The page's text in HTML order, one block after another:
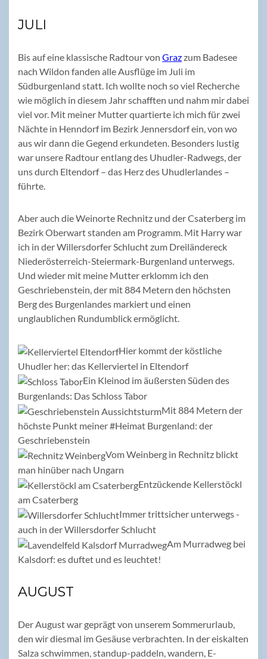
JULI
Bis auf eine klassische Radtour von Grazzum Badesee
nach Wildon fanden alle Ausflüge im Juli im
Südburgenland statt. Ich wollte noch so viel Recherche
wie möglich in diesem Jahr schafften und nahm mir dabei
viel vor. Mit meiner Mutter quartierte ich mich für zwei
Nächte in Henndorf im Bezirk Jennersdorf ein, von wo
aus wir dann die Gegend erkundeten. Besonders lustig
war unsere Radtour entlang des Uhudler-Radwegs, der
uns durch Eltendorf – das Herz des Uhudlerlandes –
führte.
Aber auch die Weinorte Rechnitz und der Csaterberg im
Bezirk Oberwart standen am Programm. Mit Harry war
ich in der Willersdorfer Schlucht zum Dreiländereck
Niederösterreich-Steiermark-Burgenland unterwegs.
Und wieder mit meine Mutter erklomm ich den
Geschriebenstein, der mit 884 Metern den höchsten
Berg des Burgenlandes markiert und einen
unglaublichen Rundumblick ermöglicht.
Hier kommt der köstliche
Uhudler her: das Kellerviertel in Eltendorf
Ein Kleinod im äußersten Süden des
Burgenlands: Das Schloss Tabor
Mit 884 Metern der
höchste Punkt meiner #Heimat Burgenland: der
Geschriebenstein
Vom Weinberg in Rechnitz blickt
man hinüber nach Ungarn
Entzückende Kellerstöckl
am Csaterberg
Immer trittsicher unterwegs -
auch in der Willersdorfer Schlucht
Am Murradweg bei
Kalsdorf: es duftet und es leuchtet!
AUGUST
Der August war geprägt von unserem Sommerurlaub,
den wir diesmal im Gesäuse verbrachten. In der eiskalten
Salza schwimmen, standup-paddeln, wandern, E-